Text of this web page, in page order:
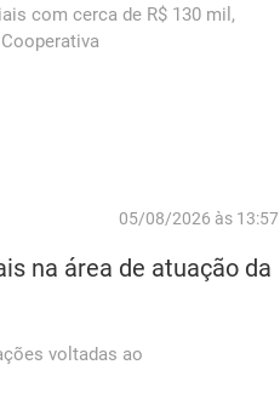
com cerca de R$ 130 mil,
05/08/2026 às 13:57
na área de atuação da
voltadas ao